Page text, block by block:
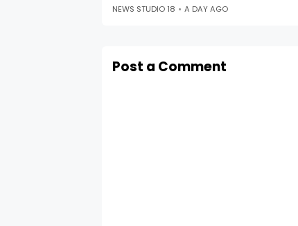
NEWS STUDIO 18 A DAY AGO
Post a Comment